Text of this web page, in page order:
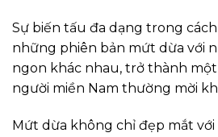
Sự biến tấu đa dạng trong
những phiên bản mứt dừa với
ngon khác nhau, trở thành
người miền Nam thường mời
Mứt dừa không chỉ đẹp mắt với